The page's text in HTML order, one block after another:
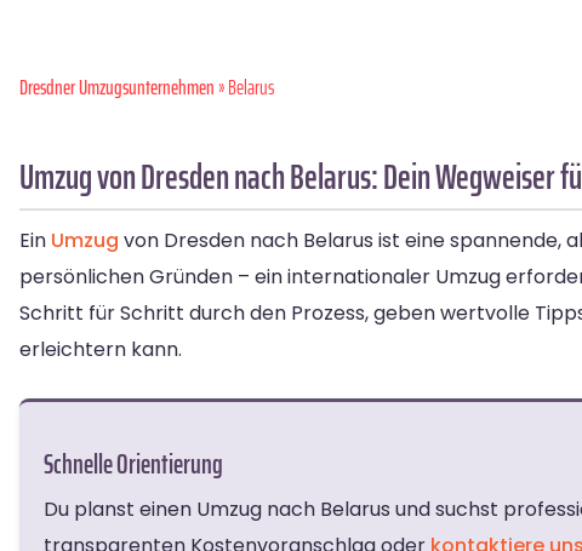
Dresdner Umzugsunternehmen» Belarus
Umzug von Dresden nach Belarus: Dein Wegweiser
Ein Umzug von Dresden nach Belarus ist eine
persönlichen Gründen – ein internationaler Umzug
Schritt für Schritt durch den Prozess, geben wertvolle
erleichtern kann.
Schnelle Orientierung
Du planst einen Umzug nach Belarus und suchst